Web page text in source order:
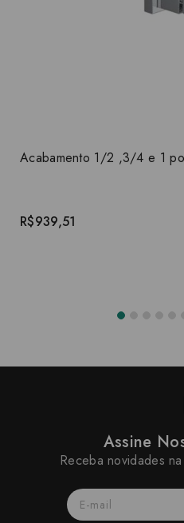
R$939,51
Assine
Receba novidades